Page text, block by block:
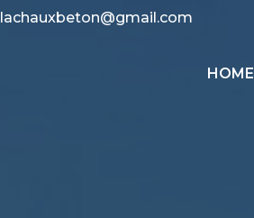
lachauxbeton@gmail.com
HOME